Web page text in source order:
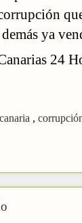
ya
24
,